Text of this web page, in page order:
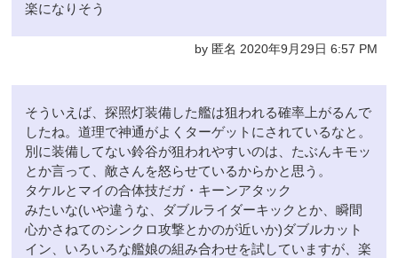
楽になりそう
by 匿名 2020年9月29日 6:57 PM
そういえば、探照灯装備した艦は狙われる確率上がるんで
したね。道理で神通がよくターゲットにされているなと。
別に装備してない鈴谷が狙われやすいのは、たぶんキモッ
とか言って、敵さんを怒らせているからかと思う。
タケルとマイの合体技だガ・キーンアタック
みたいな(いや違うな、ダブルライダーキックとか、瞬間
心かさねてのシンクロ攻撃とかのが近いか)ダブルカット
イン、いろいろな艦娘の組み合わせを試していますが、楽